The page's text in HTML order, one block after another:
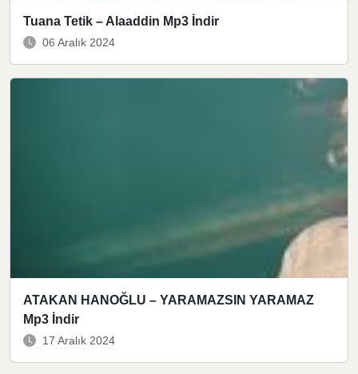
Tuana Tetik – Alaaddin Mp3 İndir
06 Aralık 2024
ATAKAN HANOĞLU – YARAMAZSIN YARAMAZ
Mp3 İndir
17 Aralık 2024